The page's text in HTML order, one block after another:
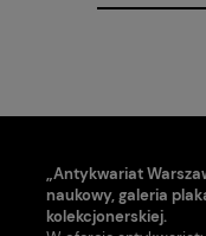
„Antykwariat
naukowy, galeria
kolekcjonerskiej.